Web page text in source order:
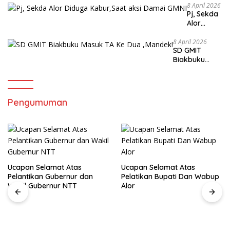
8 April 2026
Pj, Sekda
Alor
Kabur,Sa
at aksi
Damai
8 April 2026
SD GMIT
Biakbuku
Pengumuman
Ucapan Selamat Atas
Pelantikan Gubernur dan
Wakil Gubernur NTT
Ucapan Selamat Atas
Pelatikan Bupati Dan Wabup
Alor